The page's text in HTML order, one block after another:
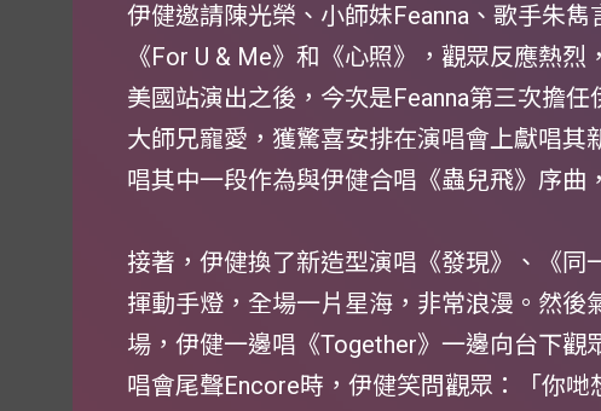
伊健邀請陳光榮、小師妹Feanna、歌手朱
《For U & Me》和《心照》，觀眾反應熱
美國站演出之後，今次是Feanna第三次擔
大師兄寵愛，獲驚喜安排在演唱會上獻唱其
唱其中一段作為與伊健合唱《蟲兒飛》序曲
接著，伊健換了新造型演唱《發現》、《同
揮動手燈，全場一片星海，非常浪漫。然後
場，伊健一邊唱《Together》一邊向台下觀
唱會尾聲Encore時，伊健笑問觀眾：「你